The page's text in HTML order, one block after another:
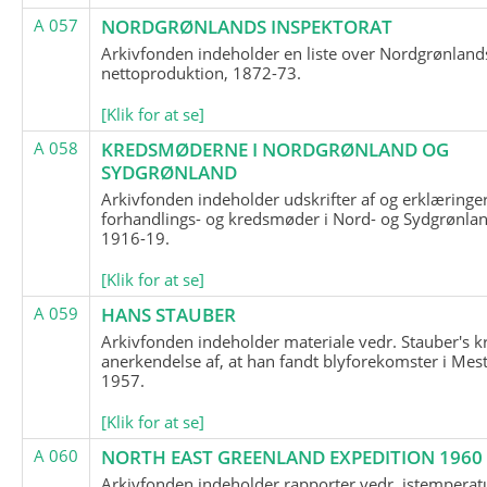
A 057
NORDGRØNLANDS INSPEKTORAT
Arkivfonden indeholder en liste over
nettoproduktion, 1872-73.
[Klik for at se]
A 058
KREDSMØDERNE I NORDGRØNLAND OG
SYDGRØNLAND
Arkivfonden indeholder udskrifter af og
forhandlings- og kredsmøder i Nord- og
1916-19.
[Klik for at se]
A 059
HANS STAUBER
Arkivfonden indeholder materiale vedr. Stauber's
anerkendelse af, at han fandt blyforekomster i
1957.
[Klik for at se]
A 060
NORTH EAST GREENLAND EXPEDITION 1960